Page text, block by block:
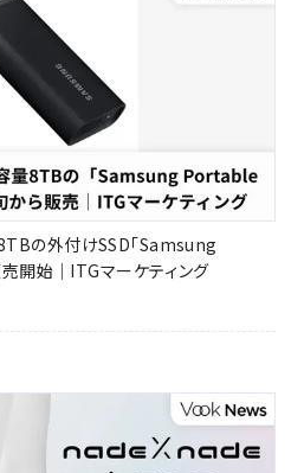
の外付けSSD「Samsung
開始｜ITGマーケティング